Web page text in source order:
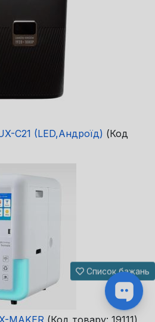
C21 (LED,Андроїд) (Код
MAKER (Код товару: 19111)
Список бажань